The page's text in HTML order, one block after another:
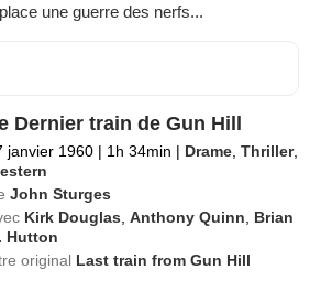
une guerre des nerfs...
Dernier train de Gun Hill
janvier 1960 | 1h 34min | Drame ,Thriller,
John Sturges
Kirk Douglas ,Anthony Quinn
Brian
Hutton
original Last train from Gun Hill